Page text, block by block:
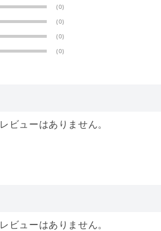
(0)
(0)
(0)
(0)
レビューはありません。
レビューはありません。